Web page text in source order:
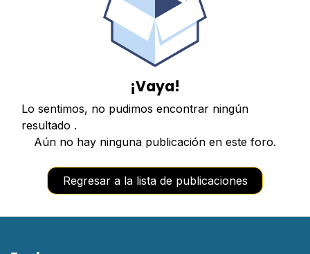
¡Vaya!
Lo sentimos, no pudimos encontrar ningún
resultado .
Aún no hay ninguna publicación en este foro.
Regresar a la lista de publicaciones